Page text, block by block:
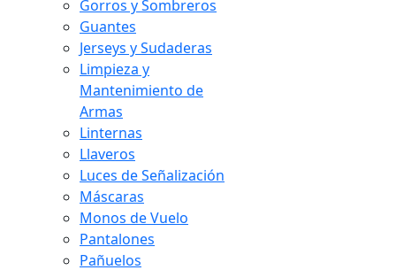
Gorros y Sombreros
Guantes
Jerseys y Sudaderas
Limpieza y
Mantenimiento de
Armas
Linternas
Llaveros
Luces de Señalización
Máscaras
Monos de Vuelo
Pantalones
Pañuelos